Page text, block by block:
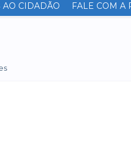
AO CIDADÃO FALE COM A